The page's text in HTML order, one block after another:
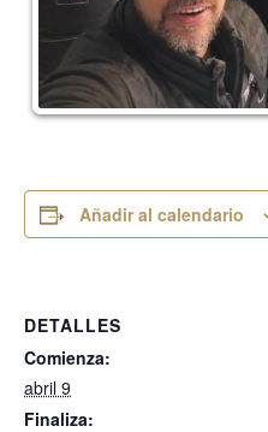
Añadir al calendario
DETALLES
Comienza:
abril 9
Finaliza: